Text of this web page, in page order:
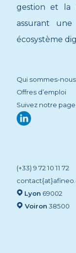
gestion et la
assurant
écosystème
Qui sommes-
Offres d’emploi
Suivez notre page
(+33) 9 72 10 11 72
Lyon 69002
Voiron 38500